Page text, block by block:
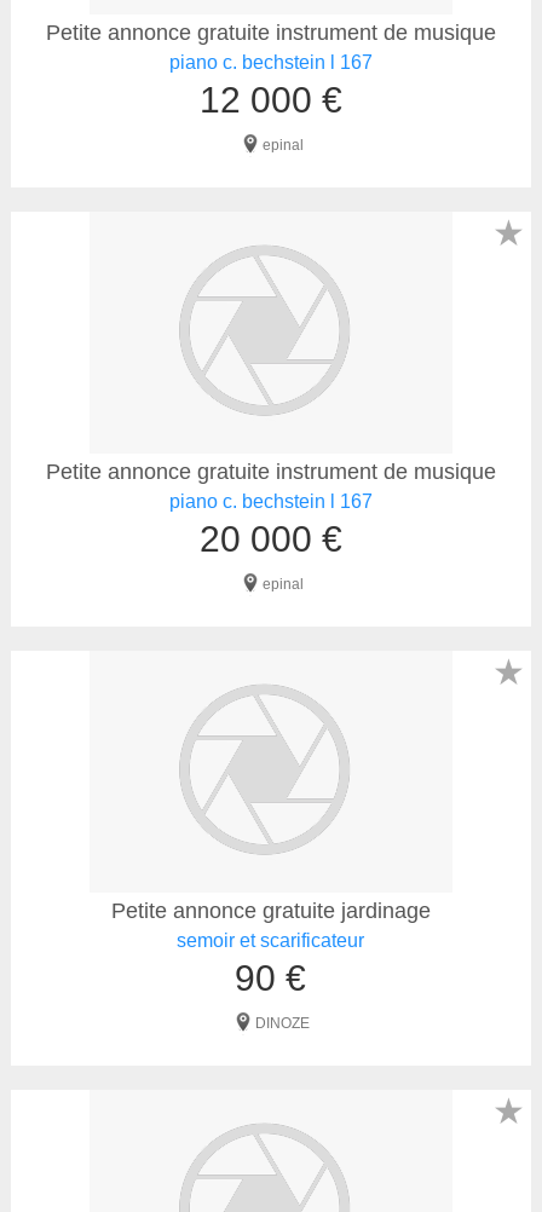
Petite annonce gratuite instrument de musique
piano c. bechstein l 167
12 000 €
epinal
Petite annonce gratuite instrument de musique
piano c. bechstein l 167
20 000 €
epinal
★
Petite annonce gratuite jardinage
semoir et scarificateur
90 €
DINOZE
★
★